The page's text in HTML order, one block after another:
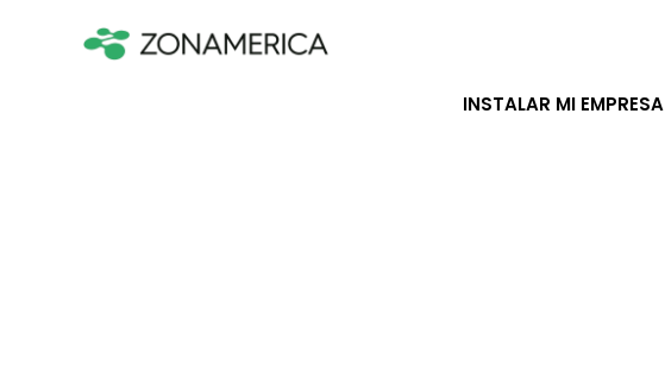
INSTALAR MI EMPRESA